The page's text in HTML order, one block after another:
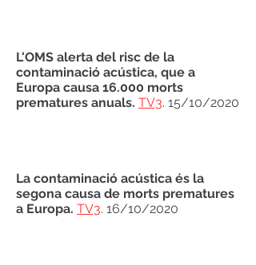
L'OMS alerta del risc de la
contaminació acústica, que a
Europa causa 16.000 morts
prematures anuals. TV3. 15/10/2020
La contaminació acústica és la
segona causa de morts prematures
a Europa. TV3. 16/10/2020